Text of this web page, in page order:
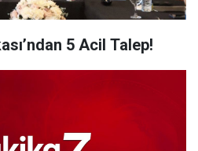
5 Acil Talep!